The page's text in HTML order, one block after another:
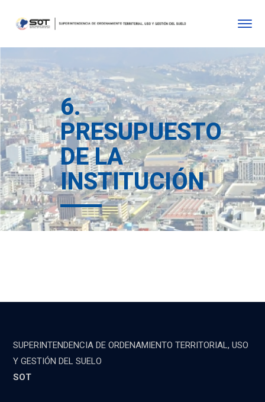
6.
PRESUPUESTO
DE LA
INSTITUCIÓN
SUPERINTENDENCIA DE ORDENAMIENTO TERRITORIAL, USO
Y GESTIÓN DEL SUELO
SOT